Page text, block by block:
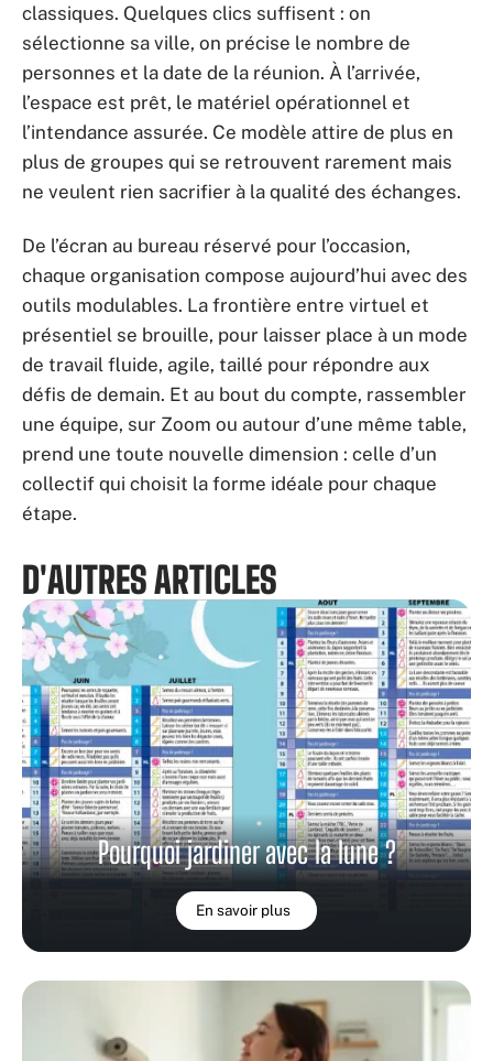
classiques. Quelques clics suffisent : on
sélectionne sa ville, on précise le nombre de
personnes et la date de la réunion. À l’arrivée,
l’espace est prêt, le matériel opérationnel et
l’intendance assurée. Ce modèle attire de plus en
plus de groupes qui se retrouvent rarement mais
ne veulent rien sacrifier à la qualité des échanges.
De l’écran au bureau réservé pour l’occasion,
chaque organisation compose aujourd’hui avec des
outils modulables. La frontière entre virtuel et
présentiel se brouille, pour laisser place à un mode
de travail fluide, agile, taillé pour répondre aux
défis de demain. Et au bout du compte, rassembler
une équipe, sur Zoom ou autour d’une même table,
prend une toute nouvelle dimension : celle d’un
collectif qui choisit la forme idéale pour chaque
étape.
D'AUTRES ARTICLES
Pourquoi jardiner avec la lune ?
En savoir plus